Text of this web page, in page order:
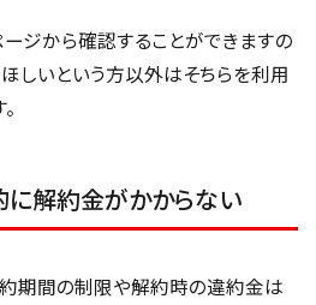
ジから確認することができますの
しいという方以外はそちらを利用
解約金がかからない
期間の制限や解約時の違約金は